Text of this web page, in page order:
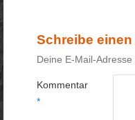
Schreibe
Deine E-Mail-
Kommentar
*